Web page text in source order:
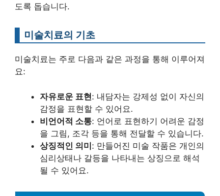
도록 돕습니다.
미술치료의 기초
미술치료는 주로 다음과 같은 과정을 통해 이루어져
요:
자유로운 표현: 내담자는 강제성 없이 자신의
감정을 표현할 수 있어요.
비언어적 소통: 언어로 표현하기 어려운 감정
을 그림, 조각 등을 통해 전달할 수 있습니다.
상징적인 의미: 만들어진 미술 작품은 개인의
심리상태나 갈등을 나타내는 상징으로 해석
될 수 있어요.